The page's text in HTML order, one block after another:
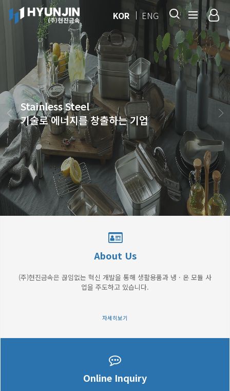
KOR ENG
Stainless Steel
기술로 에너지를 창출하는 기업
About Us
(주)현진금속은 끊임없는 혁신 개발을 통해 생활용품과 냉 · 온 모듈 사
업을 주도하고 있습니다.
자세히보기
Online Inquiry